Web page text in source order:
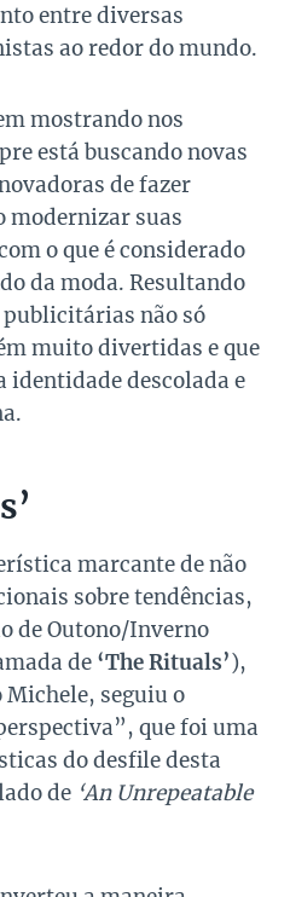
entre diversas
ao redor do mundo.
mostrando nos
está buscando novas
de fazer
modernizar suas
o que é considerado
da moda. Resultando
não só
muito divertidas e que
identidade descolada e
marcante de não
sobre tendências,
de Outono/Inverno
de ‘The Rituals’),
seguiu o
que foi uma
do desfile desta
de ‘An Unrepeatable